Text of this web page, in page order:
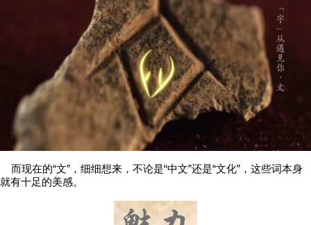
而现在的“文”，细细想来，不论是“中文”还是“文化”，这些词本身
就有十足的美感。